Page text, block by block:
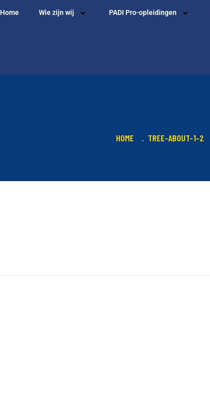
Home Wie zijn wij PADI Pro-opleidingen
HOME TREE-ABOUT-1-2